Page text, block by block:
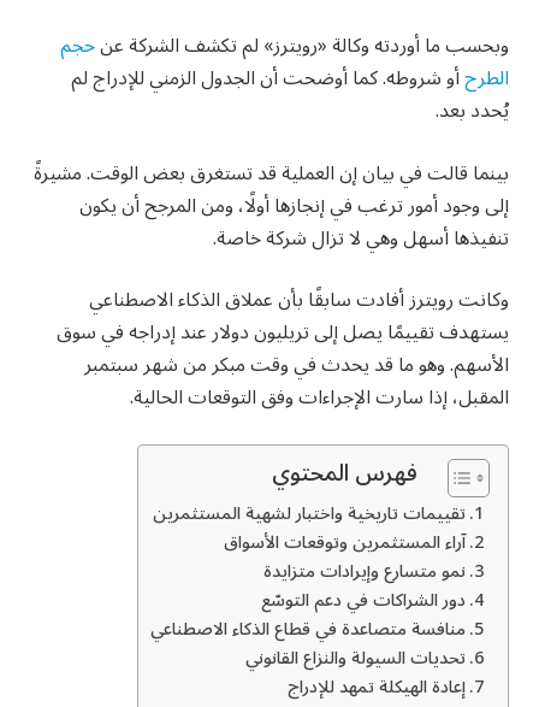
وبحسب ما أوردته وكالة «رويترز» لم تكشف الشركة عنحجم
الطرحأو شروطه. كما أوضحت أن الجدول الزمني للإدراج لم
يُحدد بعد.
بينما قالت في بيان إن العملية قد تستغرق بعض الوقت. مشيرةً
إلى وجود أمور ترغب في إنجازها أولًا، ومن المرجح أن يكون
تنفيذها أسهل وهي لا تزال شركة خاصة.
وكانت رويترز أفادت سابقًا بأن عملاق الذكاء الاصطناعي
يستهدف تقييمًا يصل إلى تريليون دولار عند إدراجه في سوق
الأسهم. وهو ما قد يحدث في وقت مبكر من شهر سبتمبر
المقبل، إذا سارت الإجراءات وفق التوقعات الحالية.
فهرس المحتوي
تقييمات تاريخية واختبار لشهية المستثمرين
آراء المستثمرين وتوقعات الأسواق
نمو متسارع وإيرادات متزايدة
دور الشراكات في دعم التوسّع
منافسة متصاعدة في قطاع الذكاء الاصطناعي
تحديات السيولة والنزاع القانوني
إعادة الهيكلة تمهد للإدراج